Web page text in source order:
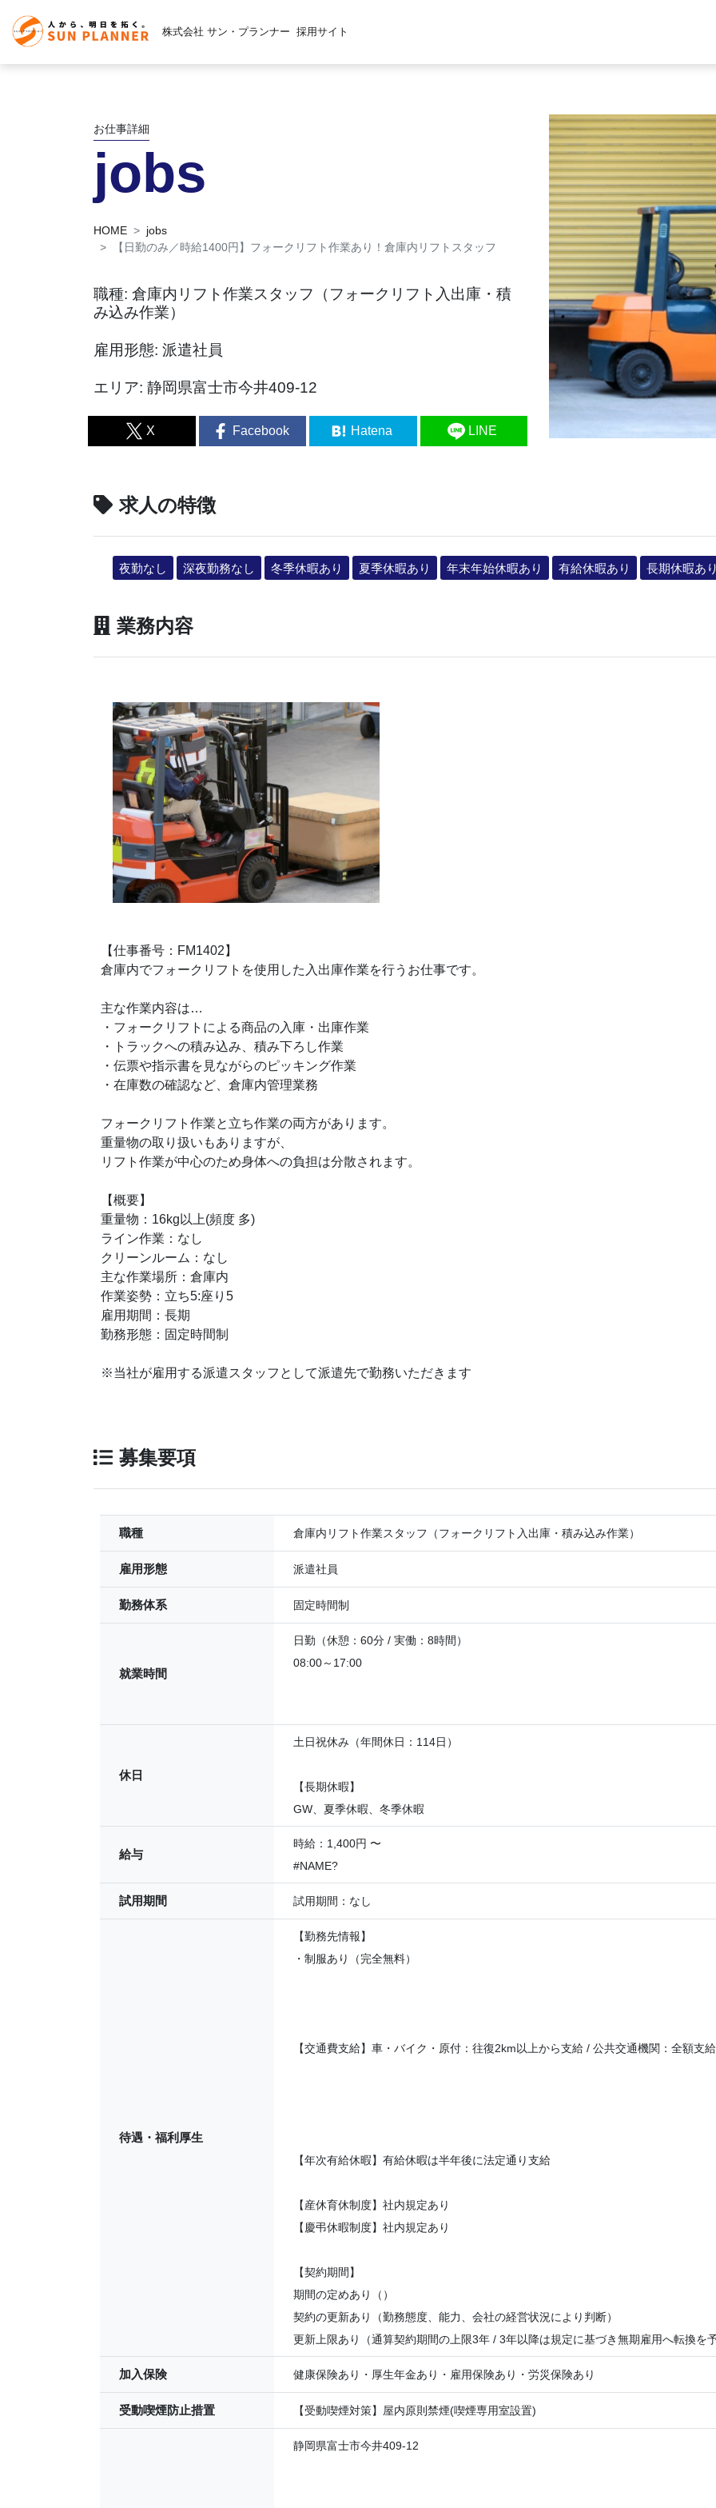
株式会社 サン・プランナー 採用サイト
お仕事詳細
jobs
HOME
jobs
【日勤のみ／時給1400円】フォークリフト作業あり！倉庫内リフトスタッフ
職種: 倉庫内リフト作業スタッフ（フォークリフト入出庫・積
み込み作業）
雇用形態: 派遣社員
エリア: 静岡県富士市今井409-12
X Facebook Hatena LINE
求人の特徴
夜勤なし 深夜勤務なし 冬季休暇あり 夏季休暇あり 年末年始休暇あり 有給休暇あり 長期休暇あ
業務内容
【仕事番号：FM1402】
倉庫内でフォークリフトを使用した入出庫作業を行うお仕事です。
主な作業内容は…
・フォークリフトによる商品の入庫・出庫作業
・トラックへの積み込み、積み下ろし作業
・伝票や指示書を見ながらのピッキング作業
・在庫数の確認など、倉庫内管理業務
フォークリフト作業と立ち作業の両方があります。
重量物の取り扱いもありますが、
リフト作業が中心のため身体への負担は分散されます。
【概要】
重量物：16kg以上(頻度 多)
ライン作業：なし
クリーンルーム：なし
主な作業場所：倉庫内
作業姿勢：立ち5:座り5
雇用期間：長期
勤務形態：固定時間制
※当社が雇用する派遣スタッフとして派遣先で勤務いただきます
募集要項
職種 倉庫内リフト作業スタッフ（フォークリフト入出庫・積み込み作業）
雇用形態 派遣社員
勤務体系 固定時間制
就業時間
日勤（休憩：60分 / 実働：8時間）
08:00～17:00
休日
土日祝休み（年間休日：114日）
【長期休暇】
GW、夏季休暇、冬季休暇
給与
時給：1,400円 〜
#NAME?
試用期間 試用期間：なし
待遇・福利厚生
【勤務先情報】
・制服あり（完全無料）
【交通費支給】車・バイク・原付：往復2km以上から支給 / 公共交通機関：全額支給
【年次有給休暇】有給休暇は半年後に法定通り支給
【産休育休制度】社内規定あり
【慶弔休暇制度】社内規定あり
【契約期間】
期間の定めあり（）
契約の更新あり（勤務態度、能力、会社の経営状況により判断）
更新上限あり（通算契約期間の上限3年 / 3年以降は規定に基づき無期雇用へ転換を
加入保険 健康保険あり・厚生年金あり・雇用保険あり・労災保険あり
受動喫煙防止措置 【受動喫煙対策】屋内原則禁煙(喫煙専用室設置)
静岡県富士市今井409-12